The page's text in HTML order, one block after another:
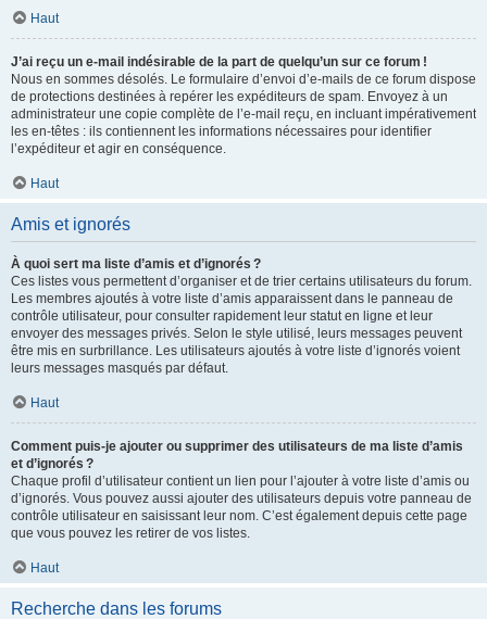
Haut
J’ai reçu un e-mail indésirable de la part de quelqu’un sur ce forum !
Nous en sommes désolés. Le formulaire d’envoi d’e-mails de ce forum dispose
de protections destinées à repérer les expéditeurs de spam. Envoyez à un
administrateur une copie complète de l’e-mail reçu, en incluant impérativement
les en-têtes : ils contiennent les informations nécessaires pour identifier
l’expéditeur et agir en conséquence.
Haut
Amis et ignorés
À quoi sert ma liste d’amis et d’ignorés ?
Ces listes vous permettent d’organiser et de trier certains utilisateurs du forum.
Les membres ajoutés à votre liste d’amis apparaissent dans le panneau de
contrôle utilisateur, pour consulter rapidement leur statut en ligne et leur
envoyer des messages privés. Selon le style utilisé, leurs messages peuvent
être mis en surbrillance. Les utilisateurs ajoutés à votre liste d’ignorés voient
leurs messages masqués par défaut.
Haut
Comment puis-je ajouter ou supprimer des utilisateurs de ma liste d’amis
et d’ignorés ?
Chaque profil d’utilisateur contient un lien pour l’ajouter à votre liste d’amis ou
d’ignorés. Vous pouvez aussi ajouter des utilisateurs depuis votre panneau de
contrôle utilisateur en saisissant leur nom. C’est également depuis cette page
que vous pouvez les retirer de vos listes.
Haut
Recherche dans les forums